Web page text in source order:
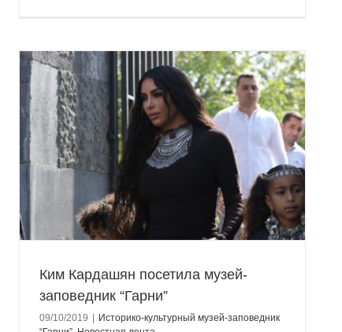
Ким Кардашян посетила музей-
заповедник “Гарни”
09/10/2019
Историко-культурный музей-заповедник